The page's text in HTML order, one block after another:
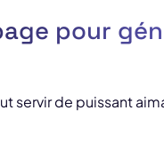
pour
servir de puissant